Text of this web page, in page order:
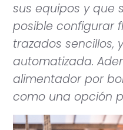
sus equipos y que
posible configurar
trazados
automatizada.
alimentador por
como una opción